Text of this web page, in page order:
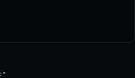
*